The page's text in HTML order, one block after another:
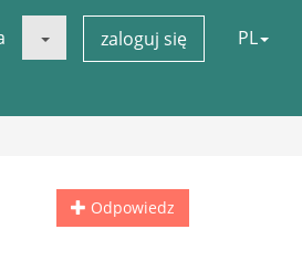
zaloguj się PL
Odpowiedz